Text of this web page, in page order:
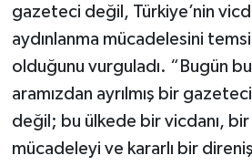
gazeteci değil, Türkiye’nin
aydınlanma mücadelesini
olduğunu vurguladı. “Bugün
aramızdan ayrılmış bir
değil; bu ülkede bir vicdanı, bir
mücadeleyi ve kararlı bir